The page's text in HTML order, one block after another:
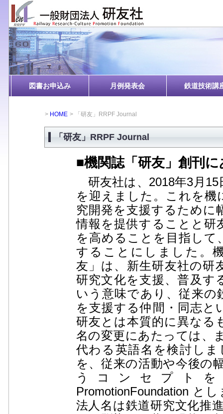
図書お申込み 月例発表会 鉄道技術講
HOME 「研友」RRPF Journal
「研友」RRPF Journal
■機関誌「研友」創刊
研友社は、2018年3月15
を迎えました。これを機
究開発を支援するために
情報を提供することと研
を高めることを目指して
することにしました。
友」は、新生研友社の研
研究文化を支援、普及す
いう意味であり、従来の
を支援する仲間・同志と
研友とは本質的に異なる
名の変更にあたっては、
代わる英語名を検討し
を、従来の活動や今後の
うコンセプトを含
PromotionFoundation と
法人名は鉄道研究文化推